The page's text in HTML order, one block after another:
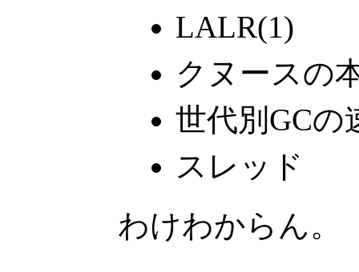
LALR(1)
クヌースの
世代別GCの
スレッド
わけわからん。